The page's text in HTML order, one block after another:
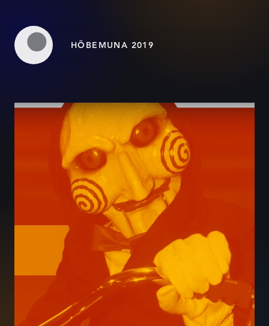
HÕBEMUNA 2019